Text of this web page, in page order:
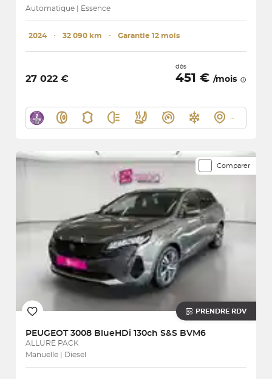
Automatique | Essence
2024 ･ 32 090 km ･ Garantie 12 mois
27 022 €
dès
451 € /mois
Comparer
PRENDRE RDV
PEUGEOT 3008 BlueHDi 130ch S&S BVM6
ALLURE PACK
Manuelle | Diesel